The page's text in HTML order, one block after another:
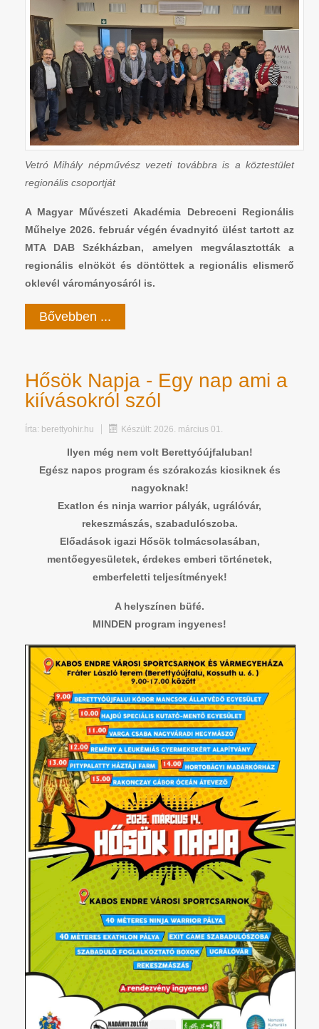
Vetró Mihály népművész vezeti továbbra is a köztestület
regionális csoportját
A Magyar Művészeti Akadémia Debreceni Regionális
Műhelye 2026. február végén évadnyitó ülést tartott az
MTA DAB Székházban, amelyen megválasztották a
regionális elnököt és döntöttek a regionális elismerő
oklevél várományosáról is.
Bővebben ...
Hősök Napja - Egy nap ami a
kiívásokról szól
Írta: berettyohir.hu Készült: 2026. március 01.
Ilyen még nem volt Berettyóújfaluban!
Egész napos program és szórakozás kicsiknek és
nagyoknak!
Exatlon és ninja warrior pályák, ugrálóvár,
rekeszmászás, szabadulószoba.
Előadások igazi Hősök tolmácsolasában,
mentőegyesületek, érdekes emberi történetek,
emberfeletti teljesítmények!
A helyszínen büfé.
MINDEN program ingyenes!